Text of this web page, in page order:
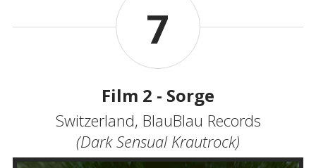
7
Film 2 - Sorge
Switzerland, BlauBlau Records
(Dark Sensual Krautrock)